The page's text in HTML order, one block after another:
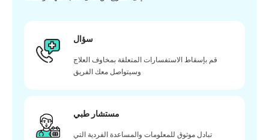
سؤال
قم بإسقاط الاستفسارات المتعلقة بمخاوف العلاج
وسيتواصل معك الفريق
مستشار طبي
تبادل موثوق للمعلومات والمساعدة الفردية التي